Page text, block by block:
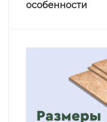
особенности